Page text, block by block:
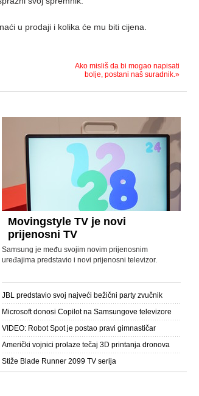
u prodaji i kolika će mu biti cijena.
Ako misliš da bi mogao napisati
bolje, postani naš suradnik.»
Movingstyle TV je novi
prijenosni TV
Samsung je među svojim novim prijenosnim
uređajima predstavio i novi prijenosni televizor.
JBL predstavio svoj najveći bežični party zvučnik
Microsoft donosi Copilot na Samsungove televizore
VIDEO: Robot Spot je postao pravi gimnastičar
Američki vojnici prolaze tečaj 3D printanja dronova
Stiže Blade Runner 2099 TV serija